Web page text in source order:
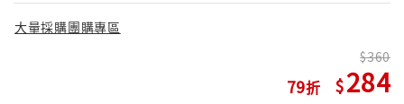
大量採購團購專區
79
360
284